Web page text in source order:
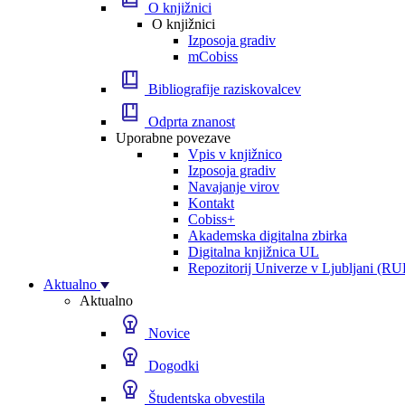
O knjižnici
O knjižnici
Izposoja gradiv
mCobiss
Bibliografije raziskovalcev
Odprta znanost
Uporabne povezave
Vpis v knjižnico
Izposoja gradiv
Navajanje virov
Kontakt
Cobiss+
Akademska digitalna zbirka
Digitalna knjižnica UL
Repozitorij Univerze v Ljubljani
Aktualno
Aktualno
Novice
Dogodki
Študentska obvestila